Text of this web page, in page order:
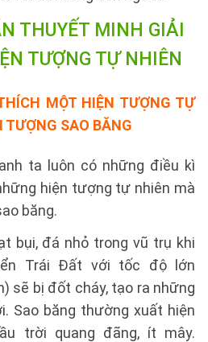
THUYẾT MINH GIẢI
TƯỢNG TỰ NHIÊN
MỘT HIỆN TƯỢNG TỰ
TƯỢNG SAO BĂNG
ta luôn có những điều kì
hiện tượng tự nhiên mà
băng.
bụi, đá nhỏ trong vũ trụ khi
Trái Đất với tốc độ lớn
sẽ bị đốt cháy, tạo ra những
Sao băng thường xuất hiện
trời quang đãng, ít mây.